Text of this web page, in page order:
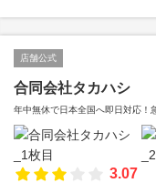
店舗公式
合同会社タカハシ
年中無休で日本全国へ即日対応！
3.07